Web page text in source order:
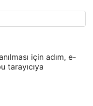
için adım, e-
tarayıcıya